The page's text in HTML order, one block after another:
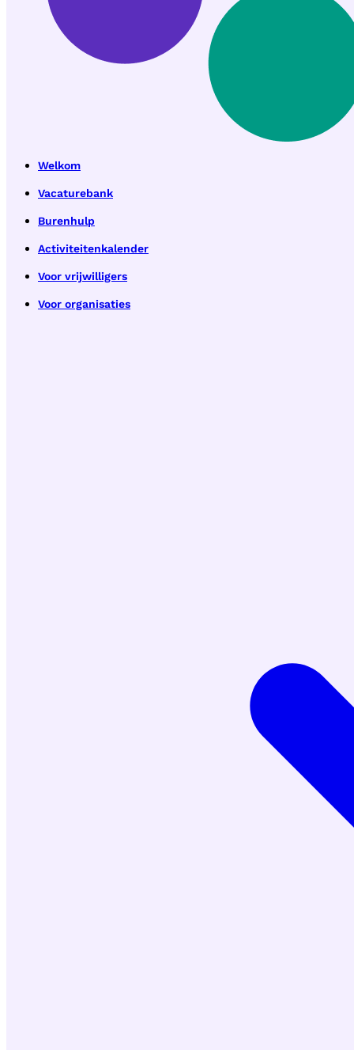
Welkom
Vacaturebank
Burenhulp
Activiteitenkalender
Voor vrijwilligers
Voor organisaties